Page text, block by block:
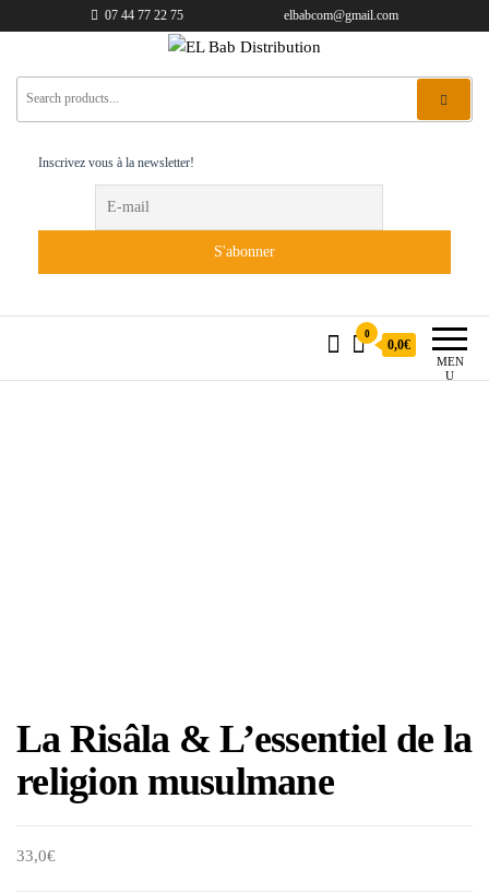
07 44 77 22 75 elbabcom@gmail.com
EL Bab Distribution
Inscrivez vous à la newsletter!
MEN
U
0
0,0€
La Risâla & L’essentiel de la
religion musulmane
33,0€